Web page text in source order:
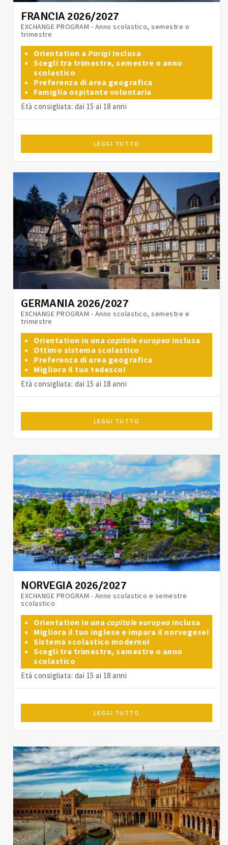
FRANCIA 2026/2027
EXCHANGE PROGRAM - Anno scolastico, semestre o
trimestre
Orientation a ParigiInclusa
Scegli tra trimestre, semestre o anno
scolastico
Preferenza di area geografica
Famiglia ospitante volontaria
Età consigliata: dai 15 ai 18 anni
LEGGI TUTTO
GERMANIA 2026/2027
EXCHANGE PROGRAM - Anno scolastico, semestre e
trimestre
Orientation in una capitale europea inclusa
Ottimo sistema scolastico
Preferenza di area geografica
Migliora il tuo tedesco!
Età consigliata: dai 15 ai 18 anni
LEGGI TUTTO
NORVEGIA 2026/2027
EXCHANGE PROGRAM - Anno scolastico e semestre
scolastico
Orientation in una capitale europea inclusa
Migliora il tuo inglese e impara il norvegese!
Sistema scolastico moderno!
Scegli tra trimestre, semestre o anno
scolastico
Età consigliata: dai 15 ai 18 anni
LEGGI TUTTO